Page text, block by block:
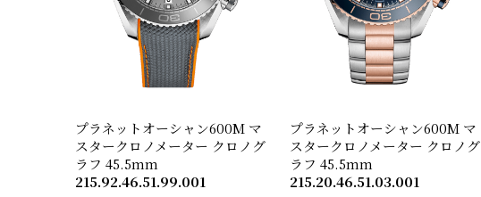
プラネットオーシャン600M マ
スタークロノメーター クロノグ
ラフ 45.5mm
215.92.46.51.99.001
プラネットオーシャン600M マ
スタークロノメーター クロノグ
ラフ 45.5mm
215.20.46.51.03.001